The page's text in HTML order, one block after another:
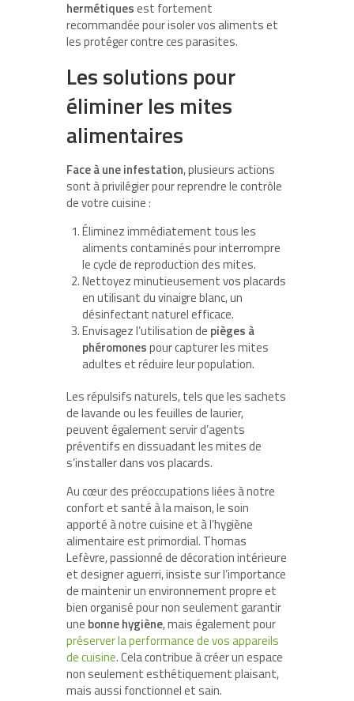
hermétiquesest fortement
recommandée pour isoler vos aliments et
les protéger contre ces parasites.
Les solutions pour
éliminer les mites
alimentaires
Face à une infestation, plusieurs actions
sont à privilégier pour reprendre le contrôle
de votre cuisine :
Éliminez immédiatement tous les
aliments contaminés pour interrompre
le cycle de reproduction des mites.
Nettoyez minutieusement vos placards
en utilisant du vinaigre blanc, un
désinfectant naturel efficace.
Envisagez l’utilisation de pièges à
phéromonespour capturer les mites
adultes et réduire leur population.
Les répulsifs naturels, tels que les sachets
de lavande ou les feuilles de laurier,
peuvent également servir d’agents
préventifs en dissuadant les mites de
s’installer dans vos placards.
Au cœur des préoccupations liées à notre
confort et santé à la maison, le soin
apporté à notre cuisine et à l’hygiène
alimentaire est primordial. Thomas
Lefèvre, passionné de décoration intérieure
et designer aguerri, insiste sur l’importance
de maintenir un environnement propre et
bien organisé pour non seulement garantir
une bonne hygiène, mais également pour
préserver la performance de vos appareils
de cuisine. Cela contribue à créer un espace
non seulement esthétiquement plaisant,
mais aussi fonctionnel et sain.